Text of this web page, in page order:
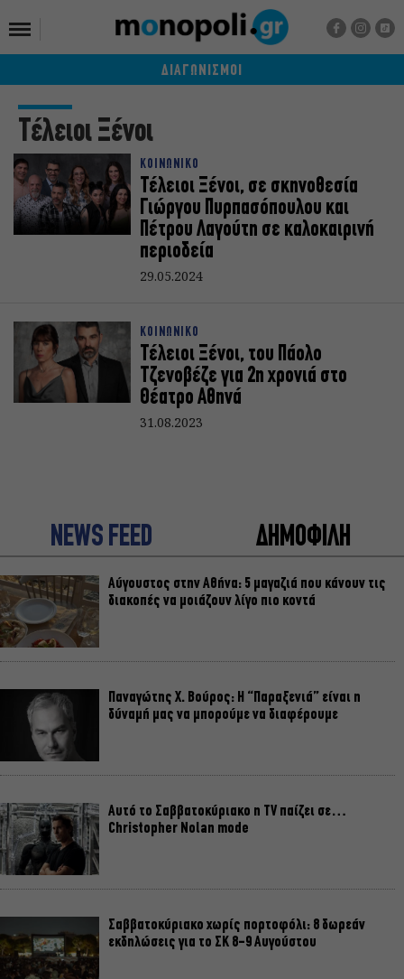
ΔΙΑΓΩΝΙΣΜΟΙ
Τέλειοι Ξένοι
ΚΟΙΝΩΝΙΚΟ
Τέλειοι Ξένοι, σε σκηνοθεσία
Γιώργου Πυρπασόπουλου και
Πέτρου Λαγούτη σε καλοκαιρινή
περιοδεία
29.05.2024
ΚΟΙΝΩΝΙΚΟ
Τέλειοι Ξένοι, του Πάολο
Τζενοβέζε για 2η χρονιά στο
Θέατρο Αθηνά
31.08.2023
NEWS FEED ΔΗΜΟΦΙΛΗ
Αύγουστος στην Αθήνα: 5 μαγαζιά που κάνουν τις
διακοπές να μοιάζουν λίγο πιο κοντά
Παναγώτης Χ. Βούρος: Η “Παραξενιά” είναι η
δύναμή μας να μπορούμε να διαφέρουμε
Αυτό το Σαββατοκύριακο η TV παίζει σε…
Christopher Nolan mode
Σαββατοκύριακο χωρίς πορτοφόλι: 8 δωρεάν
εκδηλώσεις για το ΣΚ 8-9 Αυγούστου